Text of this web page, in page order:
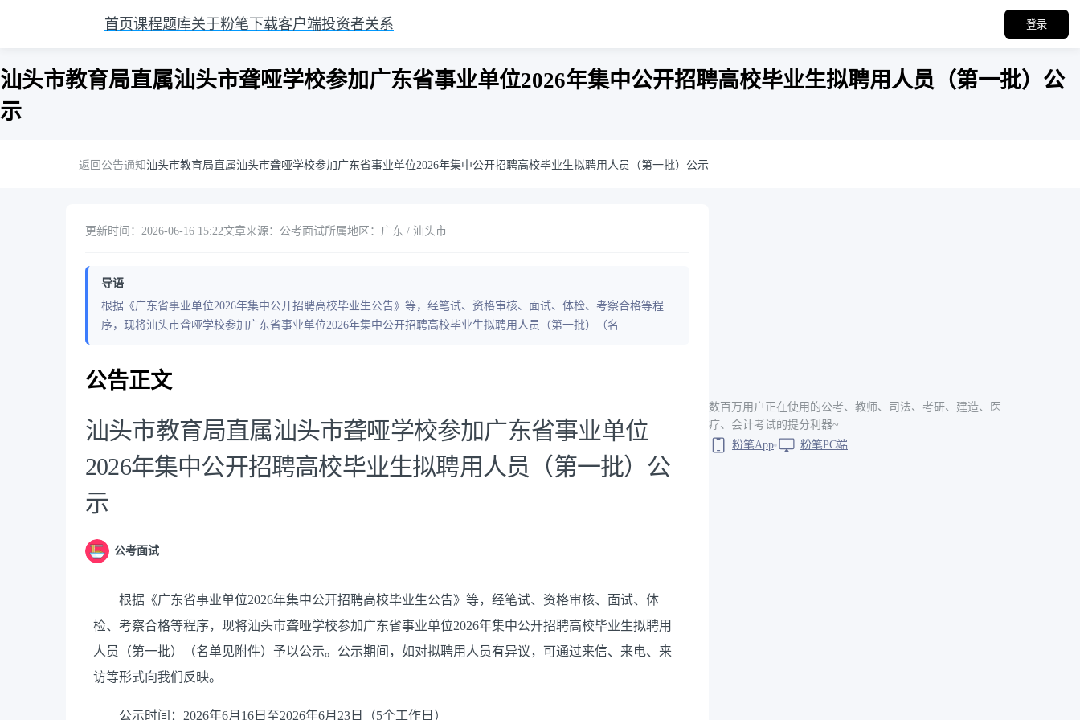
首页课程题库关于粉笔 下载客户端投资者关系 登录
汕头市教育局直属汕头市聋哑学校参加广东省事业单位2026年集中公开招聘高校毕业生拟聘用人员（第一批）公
示
返回公告通知汕头市教育局直属汕头市聋哑学校参加广东省事业单位2026年集中公开招聘高校毕业生拟聘用人员（第一批）公示
更新时间：2026-06-16 15:22文章来源：公考面试所属地区：广东 / 汕头市
导语
根据《广东省事业单位2026年集中公开招聘高校毕业生公告》等，经笔试、资格审核、面试、体检、考察合格等程
序，现将汕头市聋哑学校参加广东省事业单位2026年集中公开招聘高校毕业生拟聘用人员（第一批）（名
公告正文
汕头市教育局直属汕头市聋哑学校参加广东省事业单位
2026年集中公开招聘高校毕业生拟聘用人员（第一批）公
示
公考面试
根据《广东省事业单位2026年集中公开招聘高校毕业生公告》等，经笔试、资格审核、面试、体
检、考察合格等程序，现将汕头市聋哑学校参加广东省事业单位2026年集中公开招聘高校毕业生拟聘用
人员（第一批）（名单见附件）予以公示。公示期间，如对拟聘用人员有异议，可通过来信、来电、来
访等形式向我们反映。
公示时间：2026年6月16日至2026年6月23日（5个工作日）
数百万用户正在使用的公考、教师、司法、考研、建造、医
疗、会计考试的提分利器~
粉笔App
粉笔PC端